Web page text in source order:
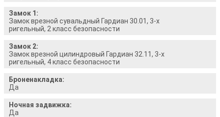
Замок 1:
Замок врезной сувальдный Гардиан 30.01, 3-х
ригельный, 2 класс безопасности
Замок 2:
Замок врезной цилиндровый Гардиан 32.11, 3-х
ригельный, 4 класс безопасности
Броненакладка:
Да
Ночная задвижка:
Да